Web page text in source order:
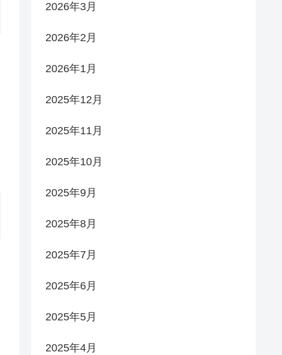
2026年3月
2026年2月
2026年1月
2025年12月
2025年11月
2025年10月
2025年9月
2025年8月
2025年7月
2025年6月
2025年5月
2025年4月